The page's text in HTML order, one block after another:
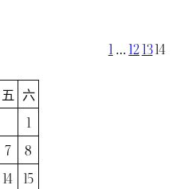
1…121314
五 六
1
7
8
14 15